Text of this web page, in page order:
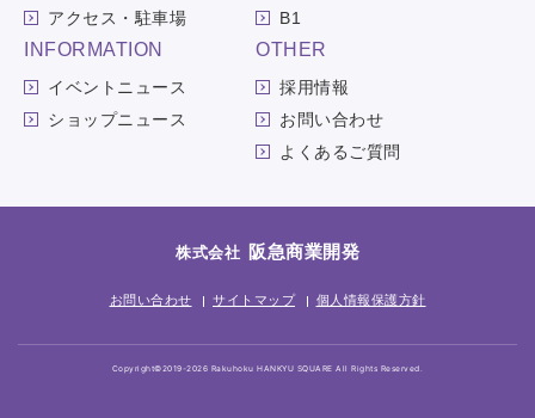
アクセス・駐車場
B1
INFORMATION
イベントニュース
ショップニュース
OTHER
採用情報
お問い合わせ
よくあるご質問
株式会社 阪急商業開発
お問い合わせ サイトマップ 個人情報保護方針
Copyright©2019-2026 Rakuhoku HANKYU SQUARE All Rights Reserved.